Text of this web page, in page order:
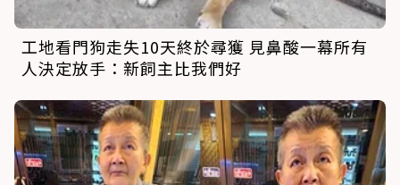
工地看門狗走失10天終於尋獲 見鼻酸一幕所有
人決定放手：新飼主比我們好